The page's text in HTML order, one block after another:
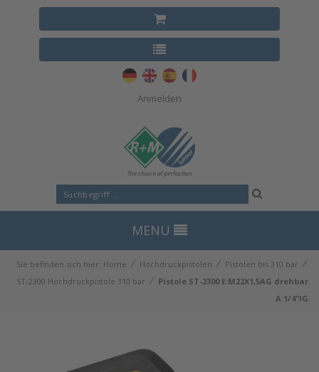
Anmelden
MENU
Sie befinden sich hier: Home ⁄ Hochdruckpistolen ⁄ Pistolen bis 310 bar ⁄
ST-2300 Hochdruckpistole 310 bar ⁄ Pistole ST-2300 E:M22X1,5AG drehbar
A:1/4"IG